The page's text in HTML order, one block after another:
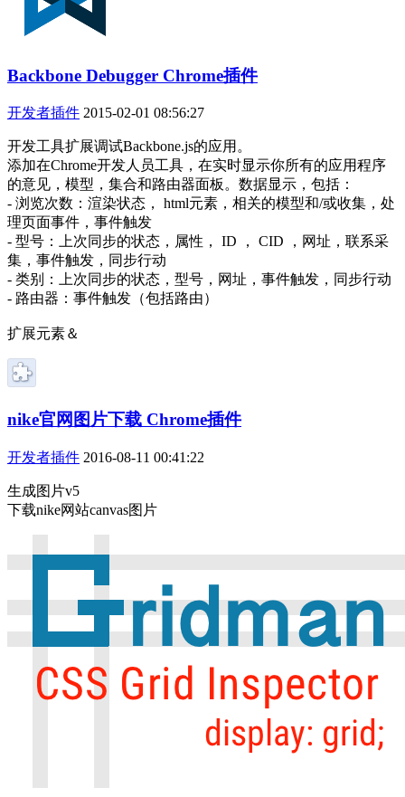
Backbone Debugger Chrome插件
开发者插件 2015-02-01 08:56:27
开发工具扩展调试Backbone.js的应用。
添加在Chrome开发人员工具，在实时显示你所有的应用程序
的意见，模型，集合和路由器面板。数据显示，包括：
- 浏览次数：渲染状态， html元素，相关的模型和/或收集，处
理页面事件，事件触发
- 型号：上次同步的状态，属性， ID ， CID ，网址，联系采
集，事件触发，同步行动
- 类别：上次同步的状态，型号，网址，事件触发，同步行动
- 路由器：事件触发（包括路由）
扩展元素＆
nike官网图片下载 Chrome插件
开发者插件 2016-08-11 00:41:22
生成图片v5
下载nike网站canvas图片